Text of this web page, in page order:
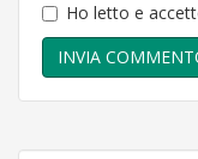
Ho letto e